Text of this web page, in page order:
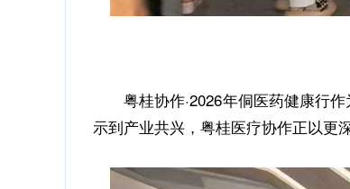
粤桂协作·2026年侗医药健康行
示到产业共兴，粤桂医疗协作正以更